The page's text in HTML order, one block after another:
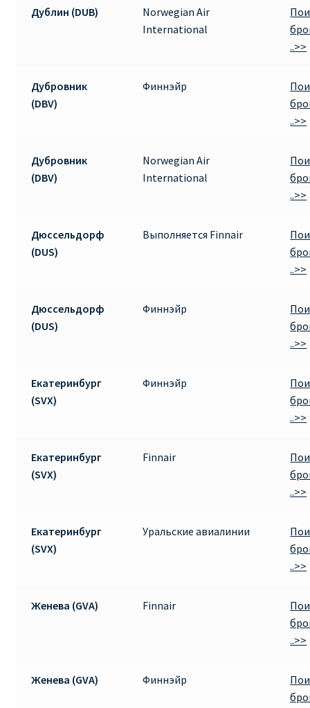
Дублин (DUB)
Norwegian Air
International
..>>
Дубровник
(DBV)
Финнэйр
..>>
Дубровник
(DBV)
Norwegian Air
International
..>>
Дюссельдорф
(DUS)
Выполняется Finnair
..>>
Дюссельдорф
(DUS)
Финнэйр
..>>
Екатеринбург
(SVX)
Финнэйр
..>>
Екатеринбург
(SVX)
Finnair
..>>
Екатеринбург
(SVX)
Уральские авиалинии
..>>
Женева (GVA) Finnair
..>>
Женева (GVA) Финнэйр